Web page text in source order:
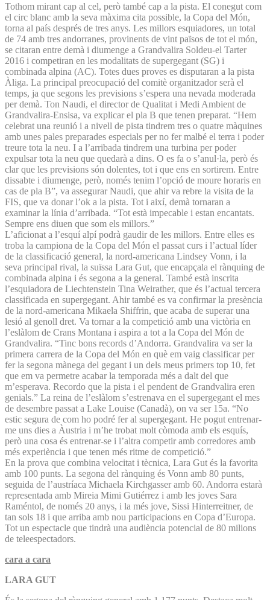
Tothom mirant cap al cel, però també cap a la pista. El conegut com
el circ blanc amb la seva màxima cita possible, la Copa del Món,
torna al país després de tres anys. Les millors esquiadores, un total
de 74 amb tres andorranes, provinents de vint països de tot el món,
se citaran entre demà i diumenge a Grandvalira Soldeu-el Tarter
2016 i competiran en les modalitats de supergegant (SG) i
combinada alpina (AC). Totes dues proves es disputaran a la pista
Àliga. La principal preocupació del comitè organitzador serà el
temps, ja que segons les previsions s’espera una nevada moderada
per demà. Ton Naudi, el director de Qualitat i Medi Ambient de
Grandvalira-Ensisa, va explicar el pla B que tenen preparat. “Hem
celebrat una reunió i a nivell de pista tindrem tres o quatre màquines
amb unes pales preparades especials per no fer malbé el terra i poder
treure tota la neu. I a l’arribada tindrem una turbina per poder
expulsar tota la neu que quedarà a dins. O es fa o s’anul·la, però és
clar que les previsions són dolentes, tot i que ens en sortirem. Entre
dissabte i diumenge, però, només tenim l’opció de moure horaris en
cas de pla B”, va assegurar Naudi, que ahir va rebre la visita de la
FIS, que va donar l’ok a la pista. Tot i així, demà tornaran a
examinar la línia d’arribada. “Tot està impecable i estan encantats.
Sempre ens diuen que som els millors.”
L’aficionat a l’esquí alpí podrà gaudir de les millors. Entre elles es
troba la campiona de la Copa del Món el passat curs i l’actual líder
de la classificació general, la nord-americana Lindsey Vonn, i la
seva principal rival, la suïssa Lara Gut, que encapçala el rànquing de
combinada alpina i és segona a la general. També està inscrita
l’esquiadora de Liechtenstein Tina Weirather, que és l’actual tercera
classificada en supergegant. Ahir també es va confirmar la presència
de la nord-americana Mikaela Shiffrin, que acaba de superar una
lesió al genoll dret. Va tornar a la competició amb una victòria en
l’eslàlom de Crans Montana i aspira a tot a la Copa del Món de
Grandvalira. “Tinc bons records d’Andorra. Grandvalira va ser la
primera carrera de la Copa del Món en què em vaig classificar per
fer la segona mànega del gegant i un dels meus primers top 10, fet
que em va permetre acabar la temporada més a dalt del que
m’esperava. Recordo que la pista i el pendent de Grandvalira eren
genials.” La reina de l’eslàlom s’estrenava en el supergegant el mes
de desembre passat a Lake Louise (Canadà), on va ser 15a. “No
estic segura de com ho podré fer al supergegant. He pogut entrenar-
me uns dies a Àustria i m’he trobat molt còmoda amb els esquís,
però una cosa és entrenar-se i l’altra competir amb corredores amb
més experiència i que tenen més ritme de competició.”
En la prova que combina velocitat i tècnica, Lara Gut és la favorita
amb 100 punts. La segona del rànquing és Vonn amb 80 punts,
seguida de l’austríaca Michaela Kirchgasser amb 60. Andorra estarà
representada amb Mireia Mimi Gutiérrez i amb les joves Sara
Raméntol, de només 20 anys, i la més jove, Sissi Hinterreitner, de
tan sols 18 i que arriba amb nou participacions en Copa d’Europa.
Tot un espectacle que tindrà una audiència potencial de 80 milions
de teleespectadors.
cara a cara
LARA GUT